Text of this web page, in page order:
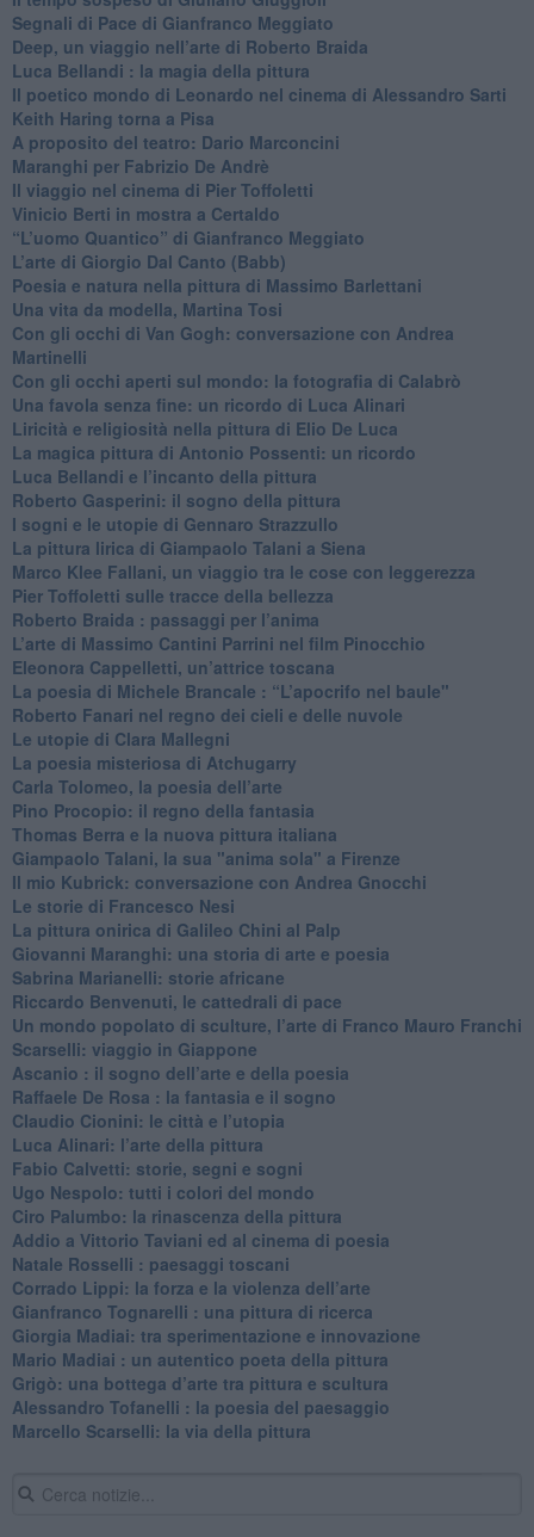
Segnali di Pace di Gianfranco Meggiato
​Deep, un viaggio nell’arte di Roberto Braida
​Luca Bellandi : la magia della pittura
​Il poetico mondo di Leonardo nel cinema di Alessandro Sarti
​Keith Haring torna a Pisa
​A proposito del teatro: Dario Marconcini
Maranghi per Fabrizio De Andrè
​Il viaggio nel cinema di Pier Toffoletti
Vinicio Berti in mostra a Certaldo
“L’uomo Quantico” di Gianfranco Meggiato
​L’arte di Giorgio Dal Canto (Babb)
Poesia e natura nella pittura di Massimo Barlettani
Una vita da modella, Martina Tosi
​Con gli occhi di Van Gogh: conversazione con Andrea
Martinelli
​Con gli occhi aperti sul mondo: la fotografia di Calabrò
Una favola senza fine: un ricordo di Luca Alinari
Liricità e religiosità nella pittura di Elio De Luca
La magica pittura di Antonio Possenti: un ricordo
Luca Bellandi e l’incanto della pittura
​Roberto Gasperini: il sogno della pittura
I sogni e le utopie di Gennaro Strazzullo
La pittura lirica di Giampaolo Talani a Siena
​Marco Klee Fallani, un viaggio tra le cose con leggerezza
​Pier Toffoletti sulle tracce della bellezza
​Roberto Braida : passaggi per l’anima
​L’arte di Massimo Cantini Parrini nel film Pinocchio
Eleonora Cappelletti, un’attrice toscana
​La poesia di Michele Brancale : “L’apocrifo nel baule"
Roberto Fanari nel regno dei cieli e delle nuvole
Le utopie di Clara Mallegni
​La poesia misteriosa di Atchugarry
Carla Tolomeo, la poesia dell’arte
Pino Procopio: il regno della fantasia
Thomas Berra e la nuova pittura italiana
Giampaolo Talani, la sua "anima sola" a Firenze
Il mio Kubrick: conversazione con Andrea Gnocchi
Le storie di Francesco Nesi
​La pittura onirica di Galileo Chini al Palp
​Giovanni Maranghi: una storia di arte e poesia
Sabrina Marianelli: storie africane
​Riccardo Benvenuti, le cattedrali di pace
​Un mondo popolato di sculture, l’arte di Franco Mauro Franchi
​Scarselli: viaggio in Giappone
​Ascanio : il sogno dell’arte e della poesia
Raffaele De Rosa : la fantasia e il sogno
​Claudio Cionini: le città e l’utopia
Luca Alinari: l’arte della pittura
​Fabio Calvetti: storie, segni e sogni
Ugo Nespolo: tutti i colori del mondo
​Ciro Palumbo: la rinascenza della pittura
​Addio a Vittorio Taviani ed al cinema di poesia
​Natale Rosselli : paesaggi toscani
​Corrado Lippi: la forza e la violenza dell’arte
Gianfranco Tognarelli : una pittura di ricerca
Giorgia Madiai: tra sperimentazione e innovazione
Mario Madiai : un autentico poeta della pittura
Grigò: una bottega d’arte tra pittura e scultura
Alessandro Tofanelli : la poesia del paesaggio
​Marcello Scarselli: la via della pittura